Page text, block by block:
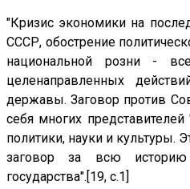
"Кризис экономики на
СССР, обострение
национальной розни -
целенаправленных
державы. Заговор против
себя многих
политики, науки и
заговор за всю историю
государства".[19, с.1]